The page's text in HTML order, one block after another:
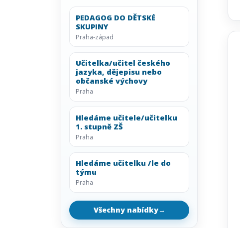
PEDAGOG DO DĚTSKÉ
SKUPINY
Praha-západ
Učitelka/učitel českého
jazyka, dějepisu nebo
občanské výchovy
Praha
Hledáme učitele/učitelku
1. stupně ZŠ
Praha
Hledáme učitelku /le do
týmu
Praha
Všechny nabídky→